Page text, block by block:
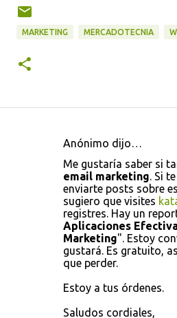
MARKETING MERCADOTECNIA
Anónimo dijo…
Me gustaría saber si
email marketing. Si
enviarte posts sobre
sugiero que visites
registres. Hay un
Aplicaciones
Marketing". Estoy
gustará. Es gratuito,
que perder.
Estoy a tus órdenes.
Saludos cordiales,